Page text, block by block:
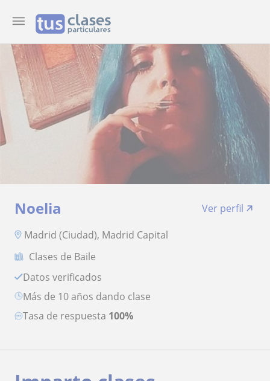
Noelia
Ver perfil
Madrid (Ciudad), Madrid Capital
Clases de Baile
Datos verificados
más de 10 años dando clase
Tasa de respuesta 100%